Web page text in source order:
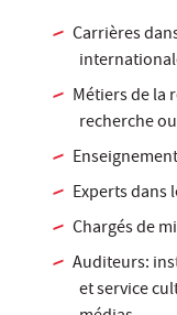
Carrières
Métiers de la
recherche
Enseignement
Experts dans
Chargés de
Auditeurs:
et service